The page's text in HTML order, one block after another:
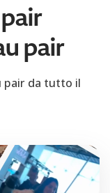
pair
pair da tutto il